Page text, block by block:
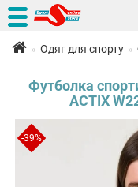
Одяг для спорту
Футболка
ACTIX
-39%